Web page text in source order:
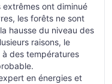
ont diminué
les forêts ne sont
hausse du niveau des
raisons, le
des températures
en énergies et